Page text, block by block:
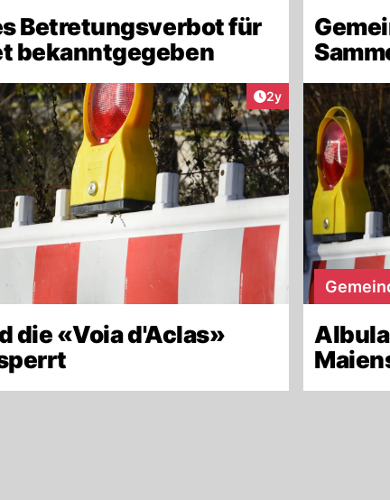
Betretungsverbot für
bekanntgegeben
Artikel veröffentlicht:
2y
die «Voia d'Aclas»